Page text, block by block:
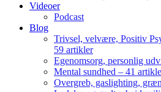
Videoer
Podcast
Blog
Trivsel, velvære, Positiv
59 artikler
Egenomsorg, personlig
Mental sundhed – 41
Overgreb, gaslighting,